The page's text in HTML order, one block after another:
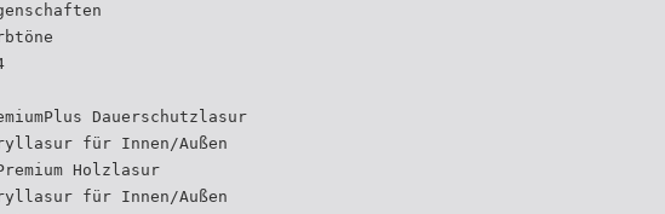
Dauerschutzlasur
für Innen/Außen
Holzlasur
für Innen/Außen